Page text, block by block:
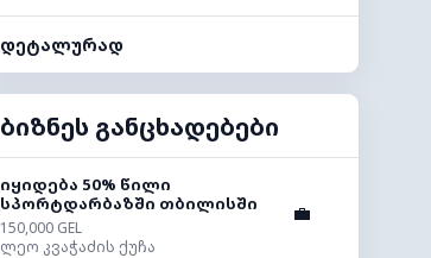
დეტალურად
ბიზნეს განცხადებები
იყიდება 50% წილი
სპორტდარბაზში თბილისში
150,000 GEL
ლეო კვაჭაძის ქუჩა
💼